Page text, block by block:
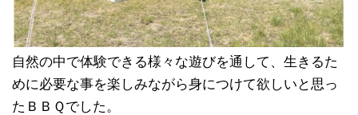
自然の中で体験できる様々な遊びを通して、生きるた
めに必要な事を楽しみながら身につけて欲しいと思っ
たＢＢＱでした。